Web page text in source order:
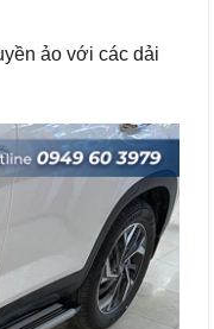
ảo với các dải